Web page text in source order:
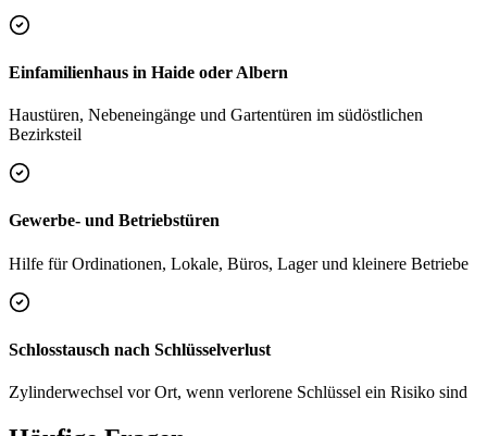
Einfamilienhaus in Haide oder Albern
Haustüren, Nebeneingänge und Gartentüren im südöstlichen
Bezirksteil
Gewerbe- und Betriebstüren
Hilfe für Ordinationen, Lokale, Büros, Lager und kleinere Betriebe
Schlosstausch nach Schlüsselverlust
Zylinderwechsel vor Ort, wenn verlorene Schlüssel ein Risiko sind